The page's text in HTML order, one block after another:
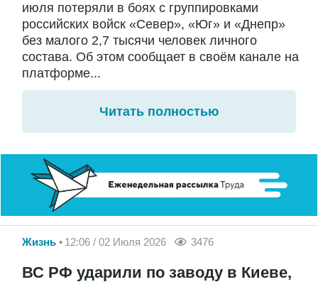
июля потеряли в боях с группировками
российских войск «Север», «Юг» и «Днепр»
без малого 2,7 тысячи человек личного
состава. Об этом сообщает в своём канале на
платформе...
Читать полностью
Жизнь 12:06 / 02 Июля 2026 3476
ВС РФ ударили по заводу в Киеве,